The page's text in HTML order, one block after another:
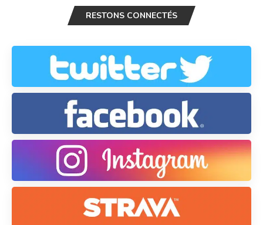
RESTONS CONNECTÉS